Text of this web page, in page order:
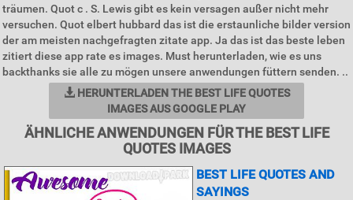
träumen. Quot c . S. Lewis gibt es kein versagen außer nicht mehr
versuchen. Quot elbert hubbard das ist die erstaunliche bilder version
der am meisten nachgefragten zitate app. Ja das ist das beste leben
zitiert diese app rate es images. Must herunterladen, wie es uns
backthanks sie alle zu mögen unsere anwendungen füttern senden. ..
HERUNTERLADEN THE BEST LIFE QUOTES
IMAGES AUS GOOGLE PLAY
ÄHNLICHE ANWENDUNGEN FÜR THE BEST LIFE
QUOTES IMAGES
BEST LIFE QUOTES AND
SAYINGS